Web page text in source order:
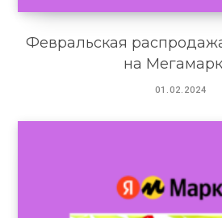
Февральская
на
01.02.2024